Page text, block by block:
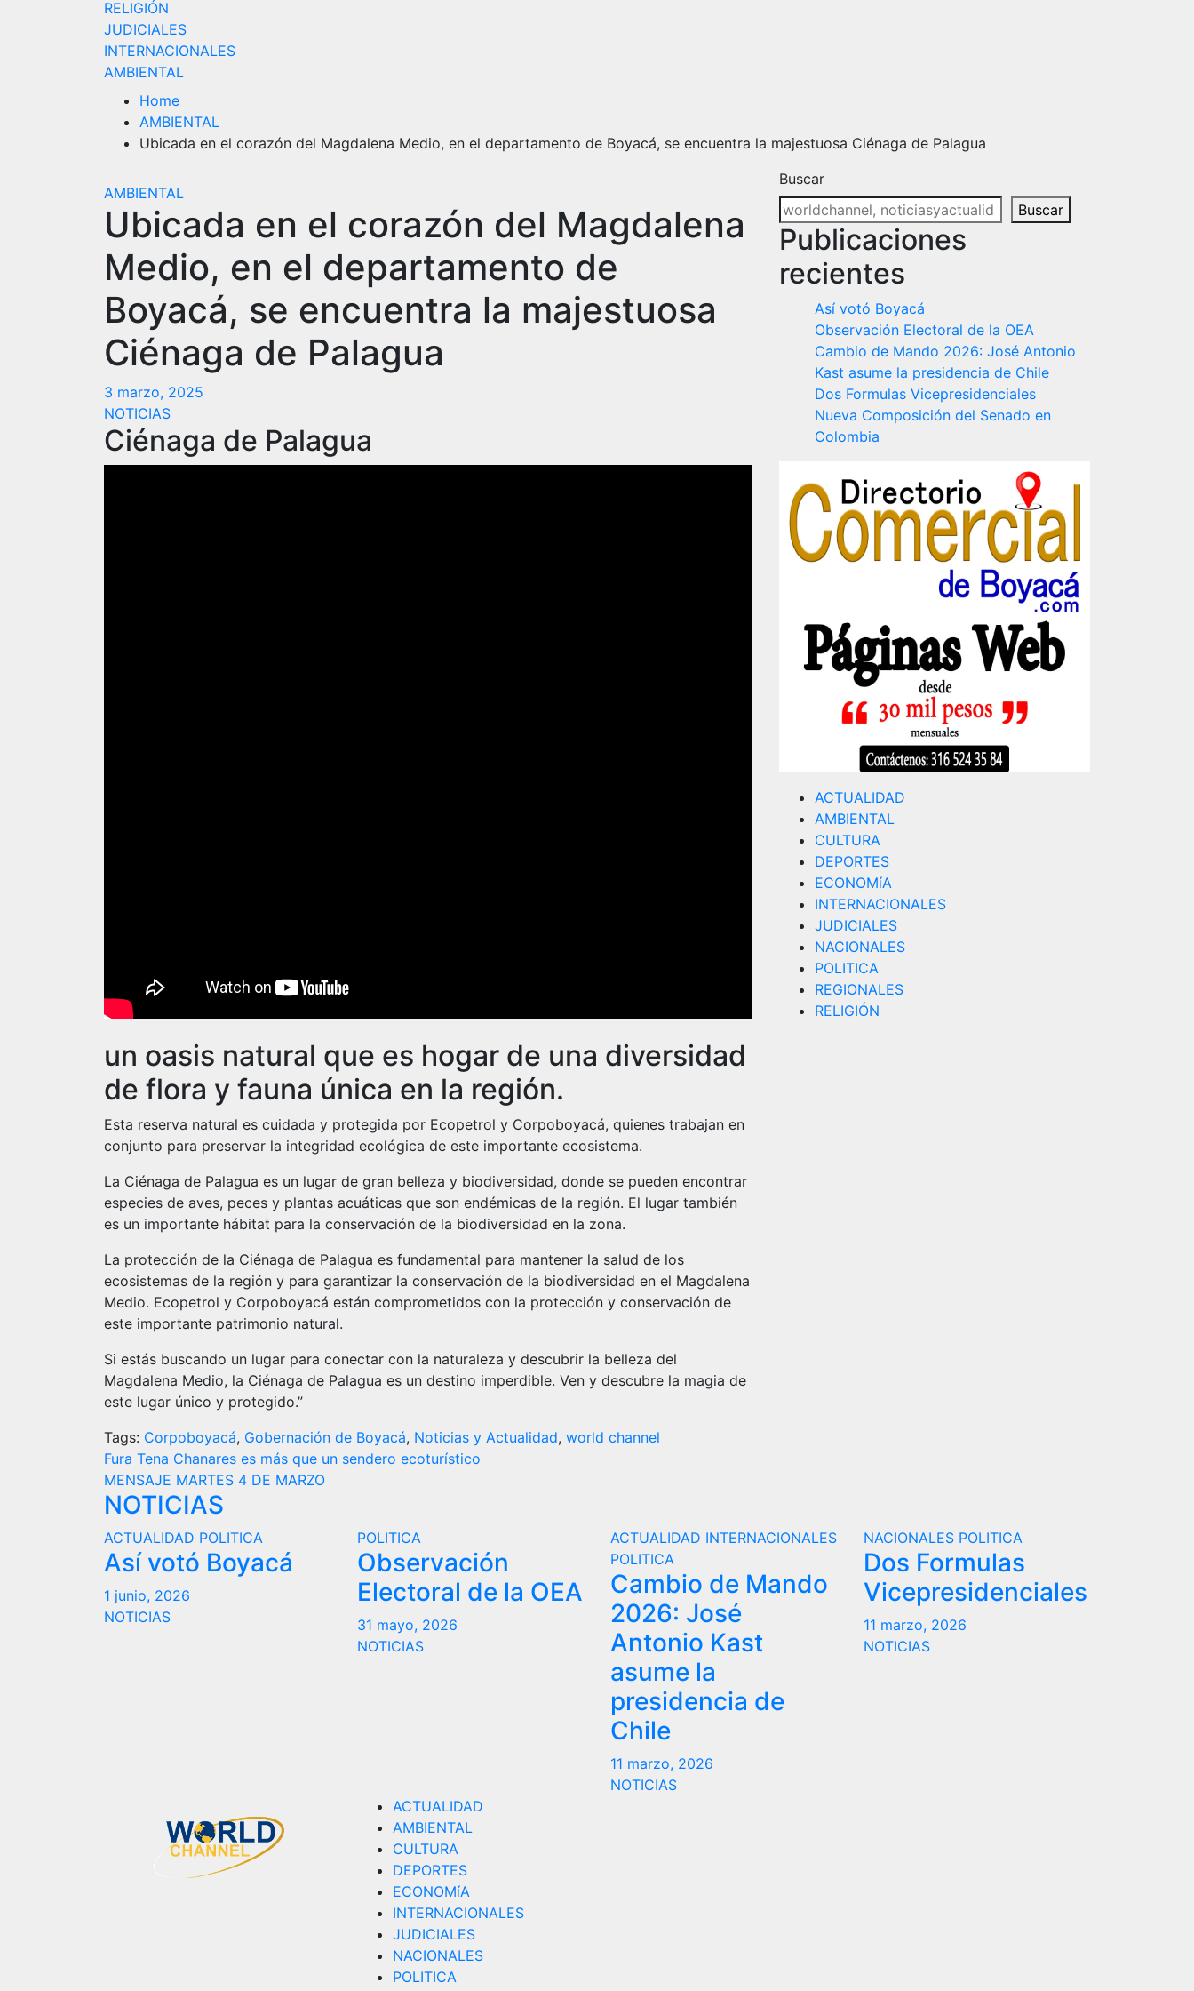
RELIGIÓN
JUDICIALES
INTERNACIONALES
AMBIENTAL
Home
AMBIENTAL
Ubicada en el corazón del Magdalena Medio, en el departamento de Boyacá, se encuentra la majestuosa Ciénaga de Palagua
AMBIENTAL
Ubicada en el corazón del Magdalena
Medio, en el departamento de
Boyacá, se encuentra la majestuosa
Ciénaga de Palagua
3 marzo, 2025
NOTICIAS
Ciénaga de Palagua
un oasis natural que es hogar de una diversidad
de flora y fauna única en la región.
Esta reserva natural es cuidada y protegida por Ecopetrol y Corpoboyacá, quienes trabajan en
conjunto para preservar la integridad ecológica de este importante ecosistema.
La Ciénaga de Palagua es un lugar de gran belleza y biodiversidad, donde se pueden encontrar
especies de aves, peces y plantas acuáticas que son endémicas de la región. El lugar también
es un importante hábitat para la conservación de la biodiversidad en la zona.
La protección de la Ciénaga de Palagua es fundamental para mantener la salud de los
ecosistemas de la región y para garantizar la conservación de la biodiversidad en el Magdalena
Medio. Ecopetrol y Corpoboyacá están comprometidos con la protección y conservación de
este importante patrimonio natural.
Si estás buscando un lugar para conectar con la naturaleza y descubrir la belleza del
Magdalena Medio, la Ciénaga de Palagua es un destino imperdible. Ven y descubre la magia de
este lugar único y protegido.”
Tags: Corpoboyacá, Gobernación de Boyacá, Noticias y Actualidad, world channel
Navegación
de
entradas
Fura Tena Chanares es más que un sendero ecoturístico
MENSAJE MARTES 4 DE MARZO
Buscar
Buscar
Publicaciones
recientes
Así votó Boyacá
Observación Electoral de la OEA
Cambio de Mando 2026: José Antonio
Kast asume la presidencia de Chile
Dos Formulas Vicepresidenciales
Nueva Composición del Senado en
Colombia
ACTUALIDAD
AMBIENTAL
CULTURA
DEPORTES
ECONOMíA
INTERNACIONALES
JUDICIALES
NACIONALES
POLITICA
REGIONALES
RELIGIÓN
NOTICIAS
ACTUALIDAD POLITICA
Así votó Boyacá
1 junio, 2026
NOTICIAS
POLITICA
Observación
Electoral de la OEA
31 mayo, 2026
NOTICIAS
ACTUALIDAD INTERNACIONALES
POLITICA
Cambio de Mando
2026: José
Antonio Kast
asume la
presidencia de
Chile
11 marzo, 2026
NOTICIAS
NACIONALES POLITICA
Dos Formulas
Vicepresidenciales
11 marzo, 2026
NOTICIAS
ACTUALIDAD
AMBIENTAL
CULTURA
DEPORTES
ECONOMíA
INTERNACIONALES
JUDICIALES
NACIONALES
POLITICA